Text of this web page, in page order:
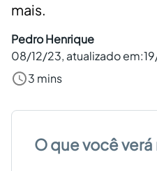
mais.
Pedro Henrique
08/12/23, atualizado em:
3 mins
O que você